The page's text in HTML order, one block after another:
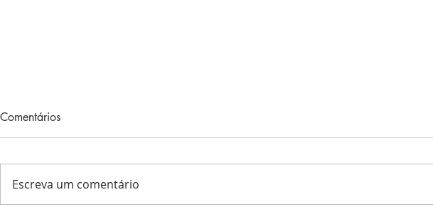
Maio 31, 2022 Pensando em ti,
Eu...
Comentários
Escreva um comentário